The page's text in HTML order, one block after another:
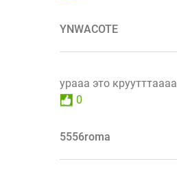
YNWACOTE
урааа это круутттаааа
0
5556roma